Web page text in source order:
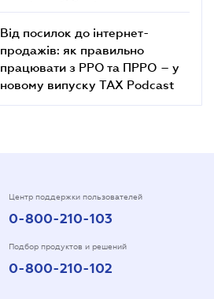
Від посилок до інтернет-
продажів: як правильно
працювати з РРО та ПРРО – у
новому випуску TAX Podcast
Центр поддержки пользователей
0-800-210-103
Подбор продуктов и решений
0-800-210-102